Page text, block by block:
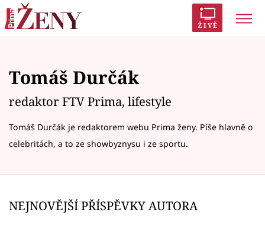
ŽIVĚ
Módní alarm
Zrádci Proměny
Témata
Celebrity
Vztahy
Tomáš Durčák
redaktor FTV Prima, lifestyle
Tomáš Durčák je redaktorem webu Prima ženy. Píše hlavně o
celebritách, a to ze showbyznysu i ze sportu.
NEJNOVĚJŠÍ PŘÍSPĚVKY AUTORA